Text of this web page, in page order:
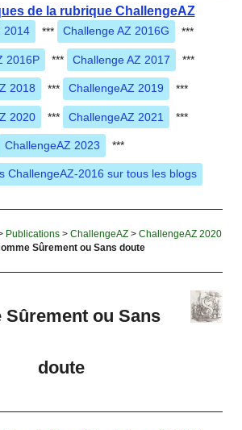
de la rubrique ChallengeAZ
2014 *** Challenge AZ 2016G ***
2016P *** Challenge AZ 2017 ***
2018 *** ChallengeAZ 2019 ***
2020 *** ChallengeAZ 2021 ***
ChallengeAZ 2023 ***
ChallengeAZ-2016 sur tous les blogs
Publications > ChallengeAZ > ChallengeAZ 2020
Sûrement ou Sans doute
Sûrement ou Sans
doute